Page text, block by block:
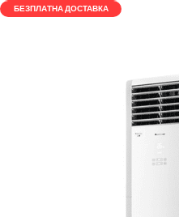
БЕЗПЛАТНА ДОСТАВКА